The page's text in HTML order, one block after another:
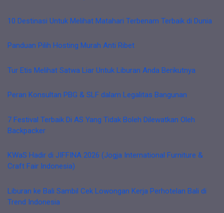
10 Destinasi Untuk Melihat Matahari Terbenam Terbaik di Dunia
Panduan Pilih Hosting Murah Anti Ribet
Tur Etis Melihat Satwa Liar Untuk Liburan Anda Berikutnya
Peran Konsultan PBG & SLF dalam Legalitas Bangunan
7 Festival Terbaik Di AS Yang Tidak Boleh Dilewatkan Oleh
Backpacker
KWaS Hadir di JIFFINA 2026 (Jogja International Furniture &
Craft Fair Indonesia)
Liburan ke Bali Sambil Cek Lowongan Kerja Perhotelan Bali di
Trend Indonesia